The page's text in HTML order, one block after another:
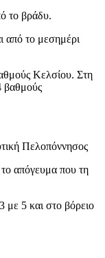
το βράδυ.
από το μεσημέρι
Κελσίου. Στη
βαθμούς
Πελοπόννησος
το απόγευμα που τη
με 5 και στο βόρειο